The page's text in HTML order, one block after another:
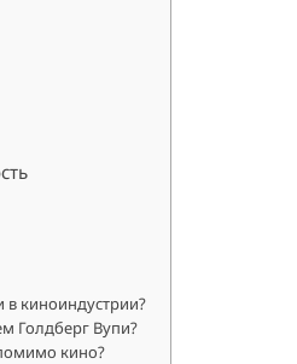
в киноиндустрии?
Голдберг Вупи?
кино?